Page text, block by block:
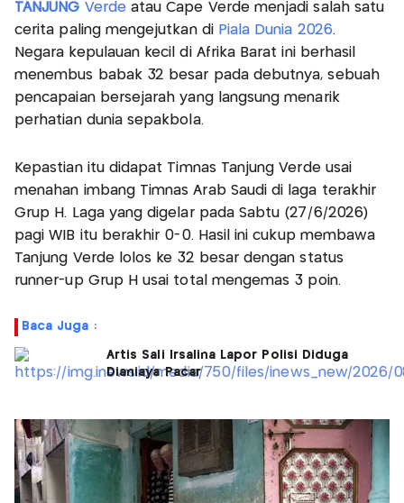
TANJUNG Verdeatau Cape Verde menjadi salah satu
cerita paling mengejutkan di Piala Dunia 2026.
Negara kepulauan kecil di Afrika Barat ini berhasil
menembus babak 32 besar pada debutnya, sebuah
pencapaian bersejarah yang langsung menarik
perhatian dunia sepakbola.
Kepastian itu didapat Timnas Tanjung Verde usai
menahan imbang Timnas Arab Saudi di laga terakhir
Grup H. Laga yang digelar pada Sabtu (27/6/2026)
pagi WIB itu berakhir 0-0. Hasil ini cukup membawa
Tanjung Verde lolos ke 32 besar dengan status
runner-up Grup H usai total mengemas 3 poin.
Baca Juga :
Artis Sali Irsalina Lapor Polisi Diduga
Dianiaya Pacar